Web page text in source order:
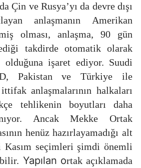
Çin ve Rusya’yı da devre dışı
anlaşmanın Amerikan
olması, anlaşma, 90 gün
takdirde otomatik olarak
olduğuna işaret ediyor. Suudi
Pakistan ve Türkiye ile
anlaşmalarının halkaları
tehlikenin boyutları daha
Ancak Mekke Ortak
henüz hazırlayamadığı alt
Kasım seçimleri şimdi önemli
Yapılan ortak açıklamada